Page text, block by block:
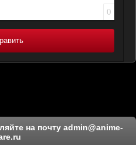
0
на почту admin@anime-